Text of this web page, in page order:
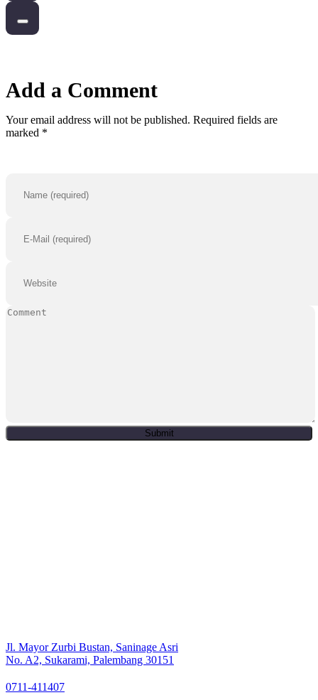
Add a Comment
Your email address will not be published. Required fields are
marked *
Jl. Mayor Zurbi Bustan, Saninage Asri
No. A2, Sukarami, Palembang 30151
0711-411407